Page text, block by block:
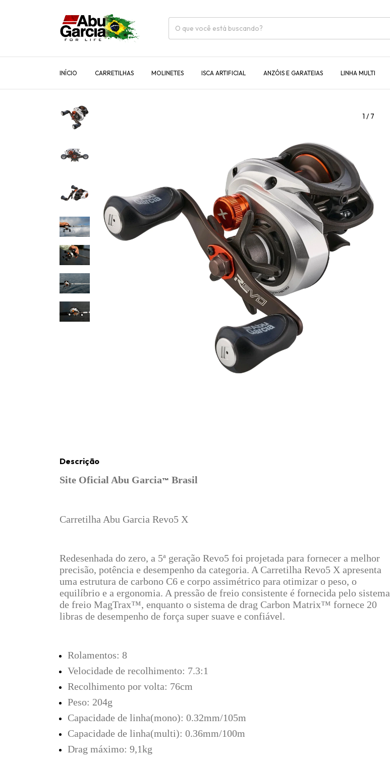
INÍCIO CARRETILHAS MOLINETES ISCA ARTIFICIAL ANZÓIS E GARATEIAS LINHA MULTI
1 /7
Descrição
Site Oficial Abu Garcia™ Brasil
Carretilha Abu Garcia Revo5 X
Redesenhada do zero, a 5ª geração Revo5 foi projetada para fornecer a melhor
precisão, potência e desempenho da categoria. A Carretilha Revo5 X apresenta
uma estrutura de carbono C6 e corpo assimétrico para otimizar o peso, o
equilíbrio e a ergonomia. A pressão de freio consistente é fornecida pelo sistema
de freio MagTrax™, enquanto o sistema de drag Carbon Matrix™ fornece 20
libras de desempenho de força super suave e confiável.
Rolamentos: 8
Velocidade de recolhimento: 7.3:1
Recolhimento por volta: 76cm
Peso: 204g
Capacidade de linha(mono): 0.32mm/105m
Capacidade de linha(multi): 0.36mm/100m
Drag máximo: 9,1kg